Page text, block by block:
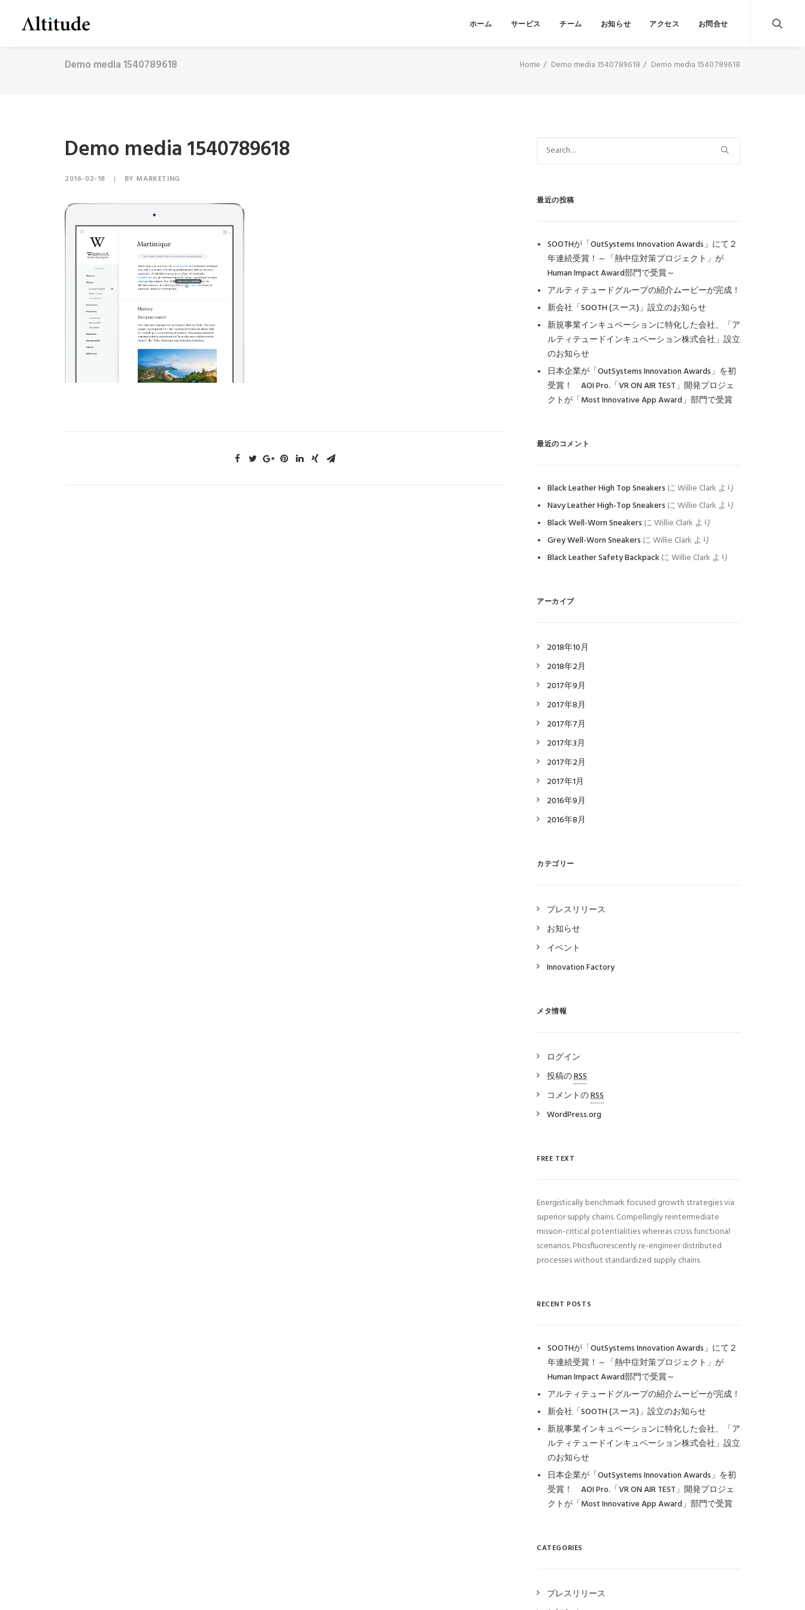
ホーム サービス チーム お知らせ アクセス お問合せ
Demo media 1540789618 Home Demo media 1540789618 Demo media 1540789618
Demo media 1540789618
2016-02-18 | BY MARKETING
最近の投稿
SOOTHが「OutSystems Innovation Awards」にて２
年連続受賞！～「熱中症対策プロジェクト」が
Human Impact Award部門で受賞～
アルティテュードグループの紹介ムービーが完成！
新会社「SOOTH (スース)」設立のお知らせ
新規事業インキュベーションに特化した会社、「ア
ルティテュードインキュベーション株式会社」設立
のお知らせ
日本企業が「OutSystems Innovation Awards」を初
受賞！ AOI Pro.「VR ON AIR TEST」開発プロジェ
クトが「Most Innovative App Award」部門で受賞
最近のコメント
Black Leather High Top Sneakers にWillie Clark より
Navy Leather High-Top Sneakers にWillie Clark より
Black Well-Worn Sneakers にWillie Clark より
Grey Well-Worn Sneakers にWillie Clark より
Black Leather Safety BackpackにWillie Clark より
アーカイブ
2018年10月
2018年2月
2017年9月
2017年8月
2017年7月
2017年3月
2017年2月
2017年1月
2016年9月
2016年8月
カテゴリー
プレスリリース
お知らせ
イベント
Innovation Factory
メタ情報
ログイン
投稿のRSS
コメントのRSS
WordPress.org
FREE TEXT
Energistically benchmark focused growth strategies via
superior supply chains. Compellingly reintermediate
mission-critical potentialities whereas cross functional
scenarios. Phosfluorescently re-engineer distributed
processes without standardized supply chains.
RECENT POSTS
SOOTHが「OutSystems Innovation Awards」にて２
年連続受賞！～「熱中症対策プロジェクト」が
Human Impact Award部門で受賞～
アルティテュードグループの紹介ムービーが完成！
新会社「SOOTH (スース)」設立のお知らせ
新規事業インキュベーションに特化した会社、「ア
ルティテュードインキュベーション株式会社」設立
のお知らせ
日本企業が「OutSystems Innovation Awards」を初
受賞！ AOI Pro.「VR ON AIR TEST」開発プロジェ
クトが「Most Innovative App Award」部門で受賞
CATEGORIES
プレスリリース